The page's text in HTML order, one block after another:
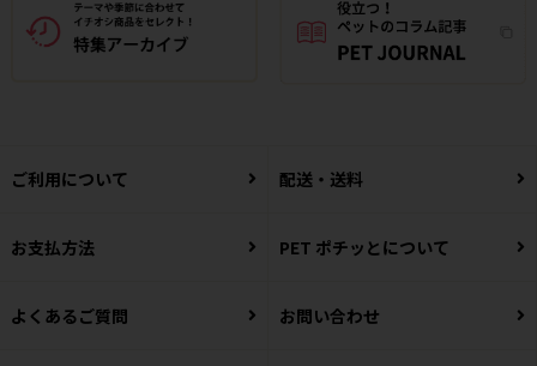
ご利用について 配送・送料
お支払方法 PET ポチッとについて
よくあるご質問 お問い合わせ